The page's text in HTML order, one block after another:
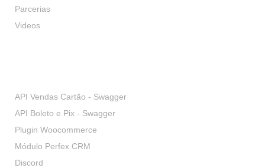
Parcerias
Videos
API Vendas Cartão - Swagger
API Boleto e Pix - Swagger
Plugin Woocommerce
Módulo Perfex CRM
Discord